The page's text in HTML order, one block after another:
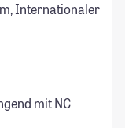
Internationaler
mit NC